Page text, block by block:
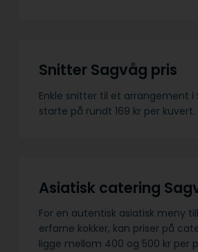
Snitter Sagvåg pris
Enkle snitter til et arrangement i
starte på rundt 169 kr per kuvert.
Asiatisk catering
For en autentisk asiatisk meny
erfarne kokker, kan priser på
ligge mellom 400 og 500 kr per